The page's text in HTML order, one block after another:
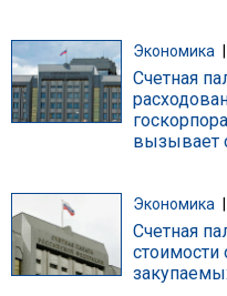
Экономика
Счетная
вызывает
Экономика
Счетная